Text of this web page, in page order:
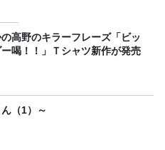
高野のキラーフレーズ「ビッ
喝！！」Ｔシャツ新作が発売
（1）～